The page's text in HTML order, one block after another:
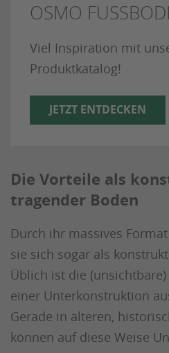
OSMO
Viel Inspiration mit
Produktkatalog!
JETZT ENTDECKEN
Die Vorteile als
tragender Boden
Durch ihr massives
sie sich sogar als
Üblich ist die
einer Unterkonstruktion
Gerade in älteren,
können auf diese Weise